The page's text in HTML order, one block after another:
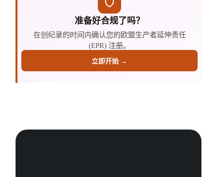
准备好合规了吗？
在创纪录的时间内确认您的欧盟生产者延伸责任
(EPR) 注册。
立即开始 →